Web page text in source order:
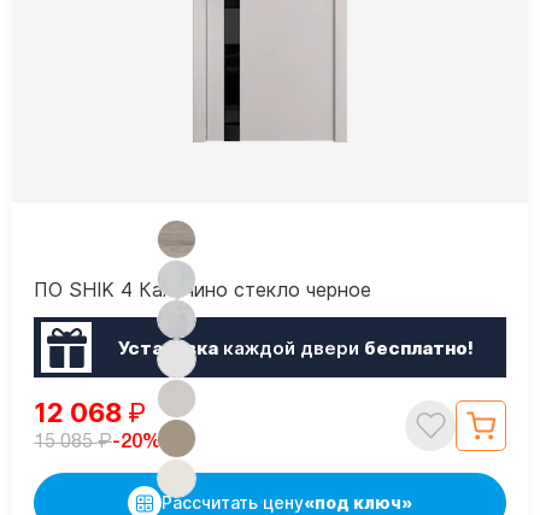
ПО SHIK 4 Капучино стекло черное
Установкакаждой двери бесплатно!
12 068 ₽
15 085₽-20%
Рассчитать цену«под ключ»